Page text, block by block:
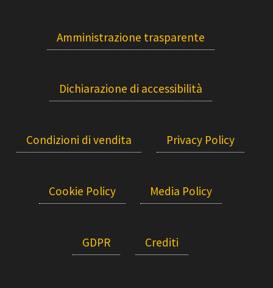
Amministrazione trasparente
Dichiarazione di accessibilità
Condizioni di vendita Privacy Policy
Cookie Policy Media Policy
GDPR Crediti